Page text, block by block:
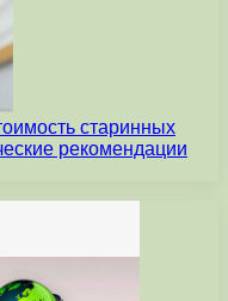
старинных
рекомендации